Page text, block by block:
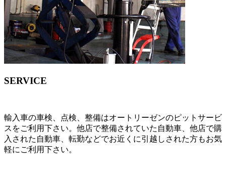
SERVICE
輸入車の車検、点検、整備はオートリーゼンのピットサービ
スをご利用下さい。他店で整備されていた自動車、他店で購
入された自動車、転勤などでお近くに引越しされた方もお気
軽にご利用下さい。